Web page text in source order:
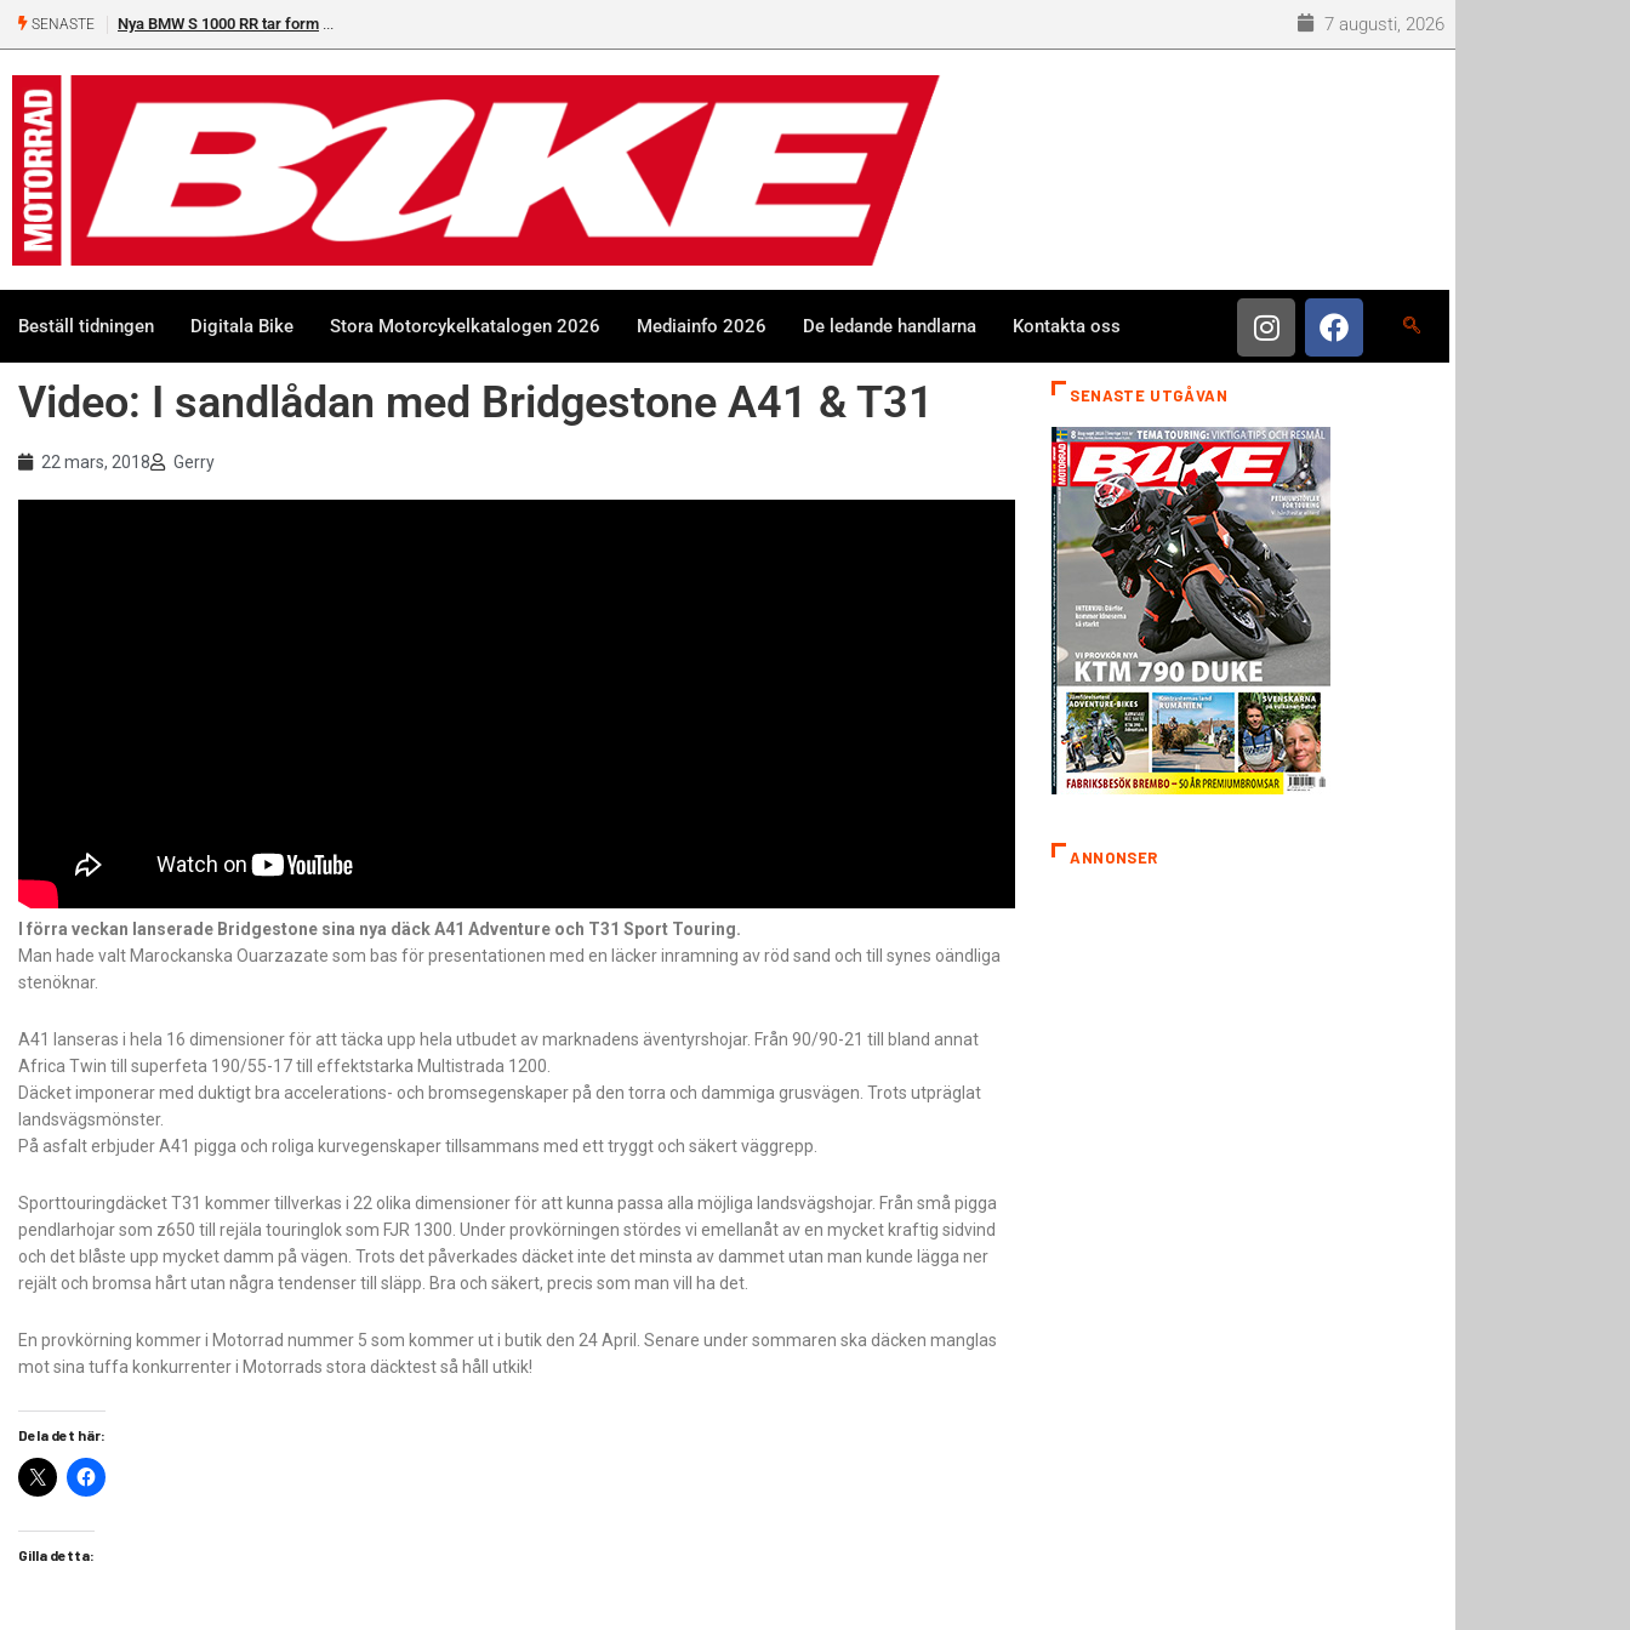
SENASTE Nya BMW S 1000 RR tar form 7 augusti, 2026
Beställ tidningen Digitala Bike Stora Motorcykelkatalogen 2026 Mediainfo 2026 De ledande handlarna Kontakta oss
Video: I sandlådan med Bridgestone A41 & T31
22 mars, 2018 Gerry
I förra veckan lanserade Bridgestone sina nya däck A41 Adventure och T31 Sport Touring.
Man hade valt Marockanska Ouarzazate som bas för presentationen med en läcker inramning av röd sand och till synes oändliga
stenöknar.
A41 lanseras i hela 16 dimensioner för att täcka upp hela utbudet av marknadens äventyrshojar. Från 90/90-21 till bland annat
Africa Twin till superfeta 190/55-17 till effektstarka Multistrada 1200.
Däcket imponerar med duktigt bra accelerations- och bromsegenskaper på den torra och dammiga grusvägen. Trots utpräglat
landsvägsmönster.
På asfalt erbjuder A41 pigga och roliga kurvegenskaper tillsammans med ett tryggt och säkert väggrepp.
Sporttouringdäcket T31 kommer tillverkas i 22 olika dimensioner för att kunna passa alla möjliga landsvägshojar. Från små pigga
pendlarhojar som z650 till rejäla touringlok som FJR 1300. Under provkörningen stördes vi emellanåt av en mycket kraftig sidvind
och det blåste upp mycket damm på vägen. Trots det påverkades däcket inte det minsta av dammet utan man kunde lägga ner
rejält och bromsa hårt utan några tendenser till släpp. Bra och säkert, precis som man vill ha det.
En provkörning kommer i Motorrad nummer 5 som kommer ut i butik den 24 April. Senare under sommaren ska däcken manglas
mot sina tuffa konkurrenter i Motorrads stora däcktest så håll utkik!
Dela det här:
Gilla detta:
SENASTE UTGÅVAN
ANNONSER